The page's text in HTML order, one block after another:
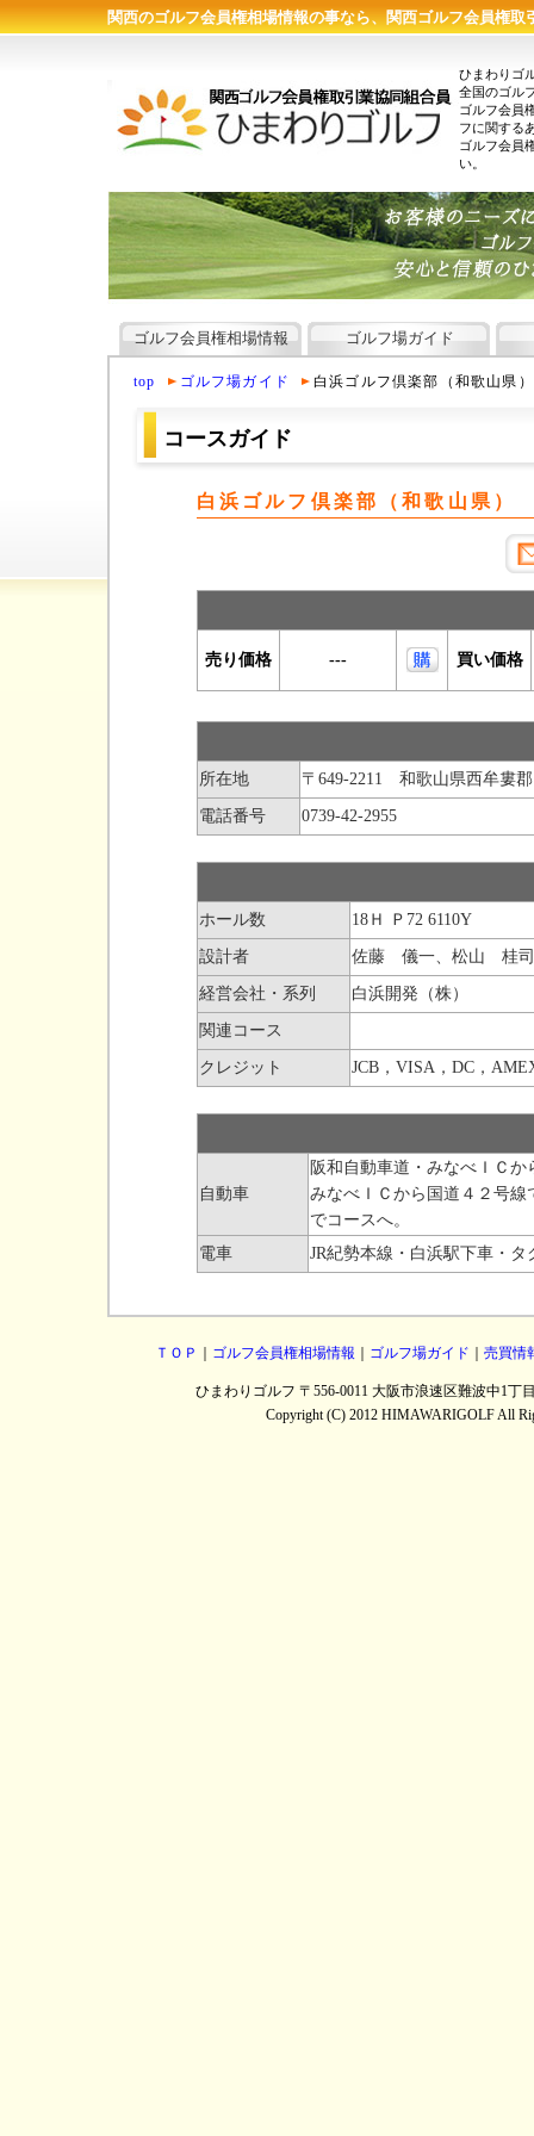
関西のゴルフ会員権相場情報の事なら、関西ゴルフ会員権
ひまわりゴ
全国のゴル
ゴルフ会員
フに関する
ゴルフ会員
い。
ゴルフ会員権相場情報 ゴルフ場ガイド
top ゴルフ場ガイド 白浜ゴルフ倶楽部（和歌山県）
コースガイド
白浜ゴルフ倶楽部（和歌山県）
所在地 〒649-2211 和歌山県西牟婁
電話番号 0739-42-2955
ホール数 18Ｈ Ｐ72 6110Y
設計者 佐藤 儀一、松山 桂司
経営会社・系列 白浜開発（株）
関連コース
クレジット JCB，VISA，DC，
自動車
阪和自動車道・みなべＩＣか
みなべＩＣから国道４２号
でコースへ。
電車
JR紀勢本線・白浜駅下車・タ
ＴＯＰ ゴルフ会員権相場情報 ゴルフ場ガイド 売買情
ひまわりゴルフ 〒556-0011 大阪市浪速区難波中1丁
Copyright (C) 2012 HIMAWARIGOLF All